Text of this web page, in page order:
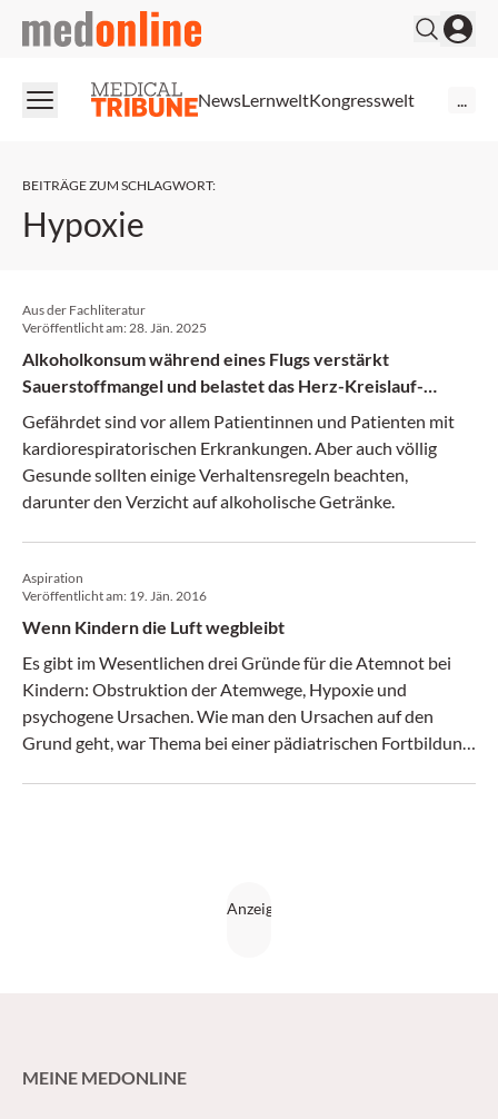
medonline
NewsLernweltKongresswelt
BEITRÄGE ZUM SCHLAGWORT:
Hypoxie
Aus der Fachliteratur
Veröffentlicht am:28. Jän. 2025
Alkoholkonsum während eines Flugs verstärkt
Sauerstoffmangel und belastet das Herz-Kreislauf-
System
Gefährdet sind vor allem Patientinnen und Patienten mit
kardiorespiratorischen Erkrankungen. Aber auch völlig
Gesunde sollten einige Verhaltensregeln beachten,
darunter den Verzicht auf alkoholische Getränke.
Aspiration
Veröffentlicht am: 19. Jän. 2016
Wenn Kindern die Luft wegbleibt
Es gibt im Wesentlichen drei Gründe für die Atemnot bei
Kindern: Obstruktion der Atemwege, Hypoxie und
psychogene Ursachen. Wie man den Ursachen auf den
Grund geht, war Thema bei einer pädiatrischen Fortbildung
MEINE MEDONLINE